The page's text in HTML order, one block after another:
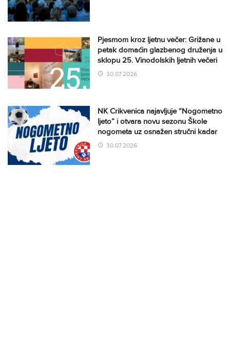
Pjesmom kroz ljetnu večer: Grižane u
petak domaćin glazbenog druženja u
sklopu 25. Vinodolskih ljetnih večeri
30.07.2026
NK Crikvenica najavljuje “Nogometno
ljeto” i otvara novu sezonu Škole
nogometa uz osnažen stručni kadar
30.07.2026